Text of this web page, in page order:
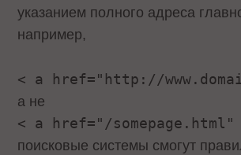
указанием полного адреса
например,
< a href="http://
а не
< a href="/
поисковые системы смогут